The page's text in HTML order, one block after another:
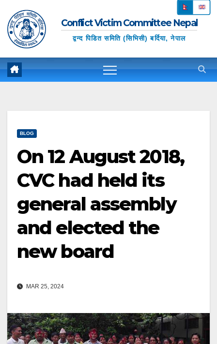
content
Conflict Victim Committee Nepal
द्वन्द पिडित समिति (सिभिसी) बर्दिया, नेपाल
ep
ali
BLOG
On 12 August 2018,
CVC had held its
general assembly
and elected the
new board
MAR 25, 2024